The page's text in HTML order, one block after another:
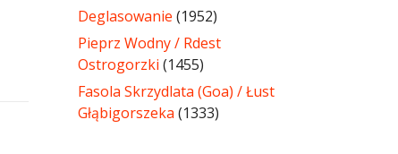
Deglasowanie (1952)
Pieprz Wodny / Rdest
Ostrogorzki (1455)
Fasola Skrzydlata (Goa) / Łust
Głąbigorszeka (1333)